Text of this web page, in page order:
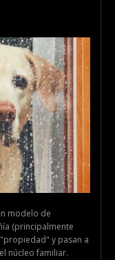
modelo de
(principalmente
y pasan a
núcleo familiar.